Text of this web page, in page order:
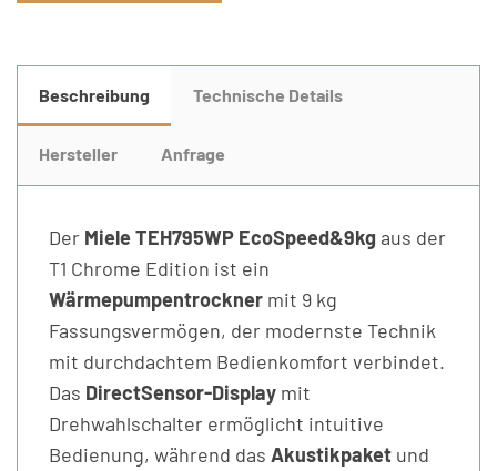
Beschreibung Technische Details
Hersteller Anfrage
Der Miele TEH795WP EcoSpeed&9kg aus der
T1 Chrome Edition ist ein
Wärmepumpentrockner mit 9 kg
Fassungsvermögen, der modernste Technik
mit durchdachtem Bedienkomfort verbindet.
Das DirectSensor-Display mit
Drehwahlschalter ermöglicht intuitive
Bedienung, während das Akustikpaket und